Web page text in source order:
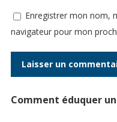
Enregistrer mon nom,
navigateur pour mon
Comment éduquer